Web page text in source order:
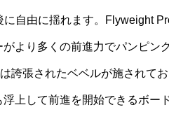
自由に揺れます。Flyweight
より多くの前進力でパンピン
誇張されたベベルが施されて
上して前進を開始できるボー